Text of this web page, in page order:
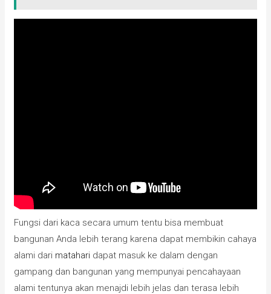
Fungsi dari kaca secara umum tentu bisa membuat
bangunan Anda lebih terang karena dapat membikin cahaya
alami dari matahari dapat masuk ke dalam dengan
gampang dan bangunan yang mempunyai pencahayaan
alami tentunya akan menajdi lebih jelas dan terasa lebih